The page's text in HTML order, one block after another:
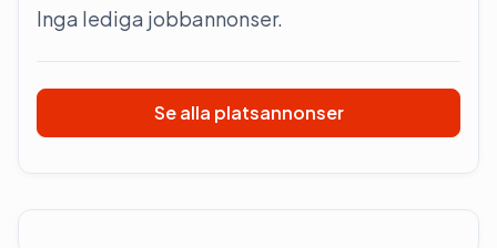
Inga lediga jobbannonser.
Se alla platsannonser